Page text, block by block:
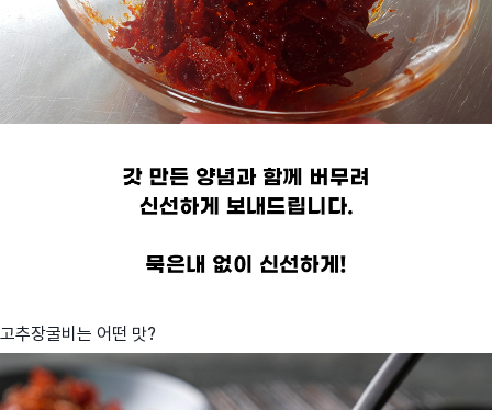
고추장굴비는 어떤 맛?